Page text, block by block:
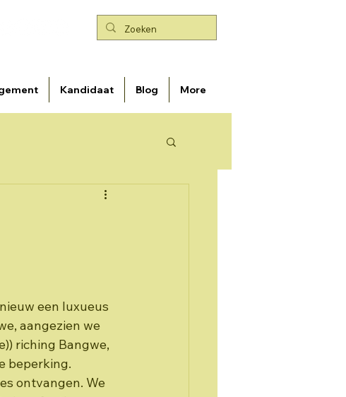
Kandidaat Blog More
een luxueus
aangezien we
riching Bangwe,
beperking.
ontvangen. We